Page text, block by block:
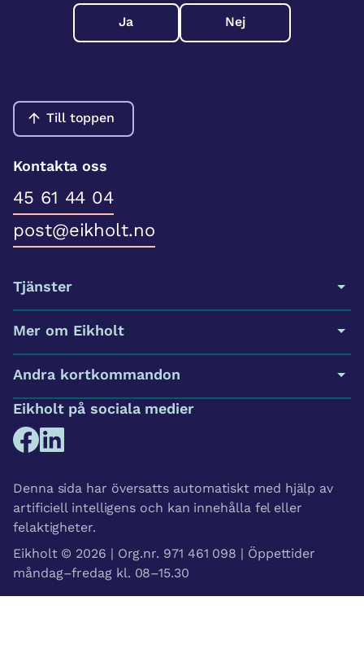
Ja Nej
Till toppen
Kontakta oss
45 61 44 04
post@eikholt.no
Tjänster
Mer om Eikholt
Andra kortkommandon
Eikholt på sociala medier
Denna sida har översatts automatiskt med hjälp av
artificiell intelligens och kan innehålla fel eller
felaktigheter.
Eikholt © 2026 | Org.nr. 971 461 098 | Öppettider
måndag–fredag kl. 08–15.30